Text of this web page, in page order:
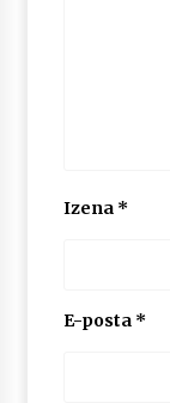
Izena *
E-posta *